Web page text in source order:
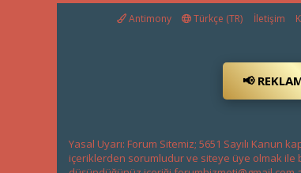
Antimony Türkçe (TR) İletişim
📢
Yasal Uyarı: Forum Sitemiz; 5651 Sayılı Kanun
içeriklerden sorumludur ve siteye üye olmak ile